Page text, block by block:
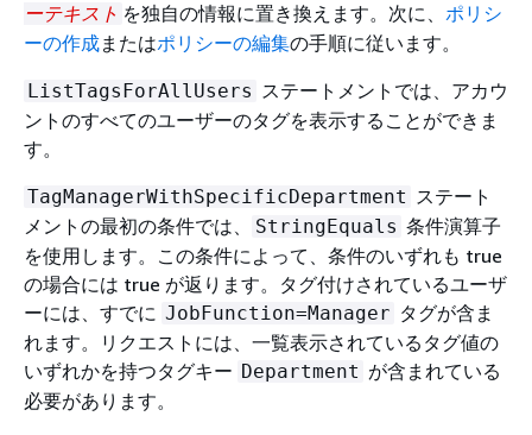
ーテキスト を独自の情報に置き換えます。次に、 ポリシ
ーの作成またはポリシーの編集の手順に従います。
ListTagsForAllUsers ステートメントでは、アカウ
ントのすべてのユーザーのタグを表示することができま
す。
TagManagerWithSpecificDepartment ステート
メントの最初の条件では、
StringEquals 条件演算子
を使用します。この条件によって、条件のいずれも true
の場合には true が返ります。タグ付けされているユーザ
ーには、すでに JobFunction=Manager タグが含ま
れます。リクエストには、一覧表示されているタグ値の
いずれかを持つタグキー Department が含まれている
必要があります。